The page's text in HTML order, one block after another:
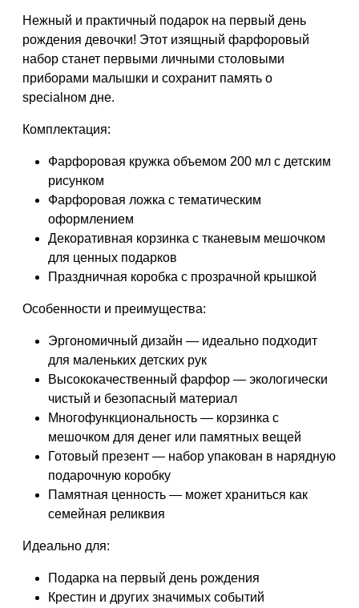
Нежный и практичный подарок на первый день
рождения девочки! Этот изящный фарфоровый
набор станет первыми личными столовыми
приборами малышки и сохранит память о
specialном дне.
Комплектация:
Фарфоровая кружка объемом 200 мл с детским
рисунком
Фарфоровая ложка с тематическим
оформлением
Декоративная корзинка с тканевым мешочком
для ценных подарков
Праздничная коробка с прозрачной крышкой
Особенности и преимущества:
Эргономичный дизайн — идеально подходит
для маленьких детских рук
Высококачественный фарфор — экологически
чистый и безопасный материал
Многофункциональность — корзинка с
мешочком для денег или памятных вещей
Готовый презент — набор упакован в нарядную
подарочную коробку
Памятная ценность — может храниться как
семейная реликвия
Идеально для:
Подарка на первый день рождения
Крестин и других значимых событий